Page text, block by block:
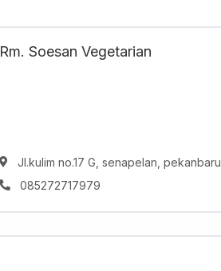
Rm. Soesan Vegetarian
Jl.kulim no.17 G, senapelan, pekanbaru
085272717979